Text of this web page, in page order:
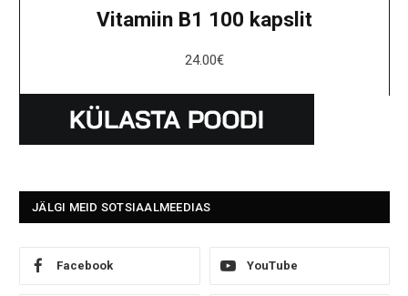
Vitamiin B1 100 kapslit
24.00€
JÄLGI MEID SOTSIAALMEEDIAS
Facebook YouTube